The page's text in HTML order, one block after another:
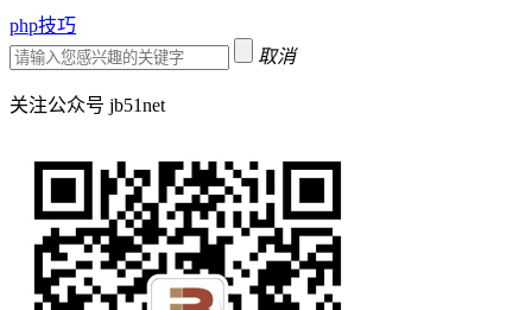
php技巧
取消
关注公众号 jb51net